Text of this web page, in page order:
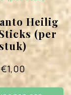
Heilig
(per
stuk)
€1,00